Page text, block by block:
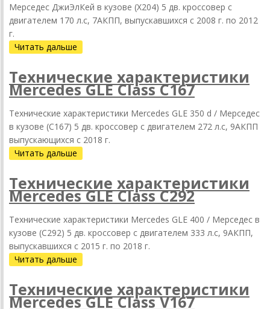
Мерседес ДжиЭлКей в кузове (X204) 5 дв. кроссовер с
двигателем 170 л.с, 7АКПП, выпускавшихся c 2008 г. по 2012
г.
Читать дальше
Технические характеристики
Mercedes GLE Class C167
Технические характеристики Mercedes GLE 350 d / Мерседес
в кузове (C167) 5 дв. кроссовер с двигателем 272 л.с, 9АКПП
выпускающихся c 2018 г.
Читать дальше
Технические характеристики
Mercedes GLE Class C292
Технические характеристики Mercedes GLE 400 / Мерседес в
кузове (C292) 5 дв. кроссовер с двигателем 333 л.с, 9АКПП,
выпускавшихся c 2015 г. по 2018 г.
Читать дальше
Технические характеристики
Mercedes GLE Class V167